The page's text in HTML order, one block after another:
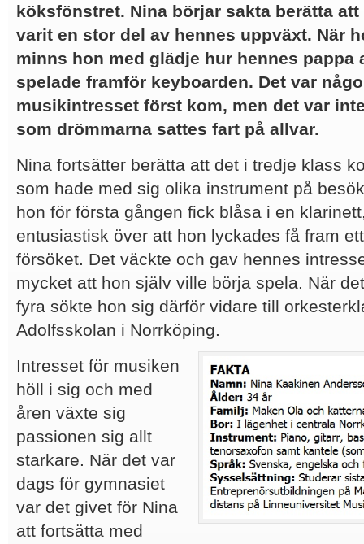
köksfönstret. Nina börjar sakta berätta
varit en stor del av hennes uppväxt. När
minns hon med glädje hur hennes pappa
spelade framför keyboarden. Det var
musikintresset först kom, men det var
som drömmarna sattes fart på allvar.
Nina fortsätter berätta att det i tredje klass
som hade med sig olika instrument på
hon för första gången fick blåsa i en
entusiastisk över att hon lyckades få fram
försöket. Det väckte och gav hennes
mycket att hon själv ville börja spela. När
fyra sökte hon sig därför vidare till
Adolfsskolan i Norrköping.
Intresset för musiken
höll i sig och med
åren växte sig
passionen sig allt
starkare. När det var
dags för gymnasiet
var det givet för Nina
att fortsätta med